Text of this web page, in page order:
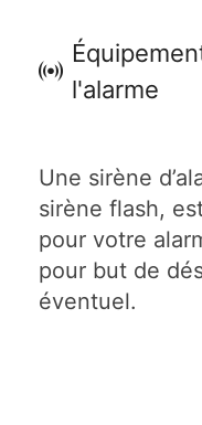
l'alarme
Une sirène
sirène flash,
pour votre
pour but de
éventuel.